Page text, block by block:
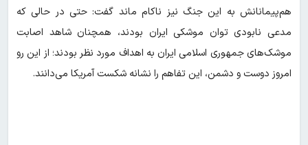
هم‌پیمانانش به این جنگ نیز ناکام ماند گفت: حتی در حالی که
مدعی نابودی توان موشکی ایران بودند، همچنان شاهد اصابت
موشک‌های جمهوری اسلامی ایران به اهداف مورد نظر بودند؛ از این رو
امروز دوست و دشمن، این تفاهم را نشانه شکست آمریکا می‌دانند.